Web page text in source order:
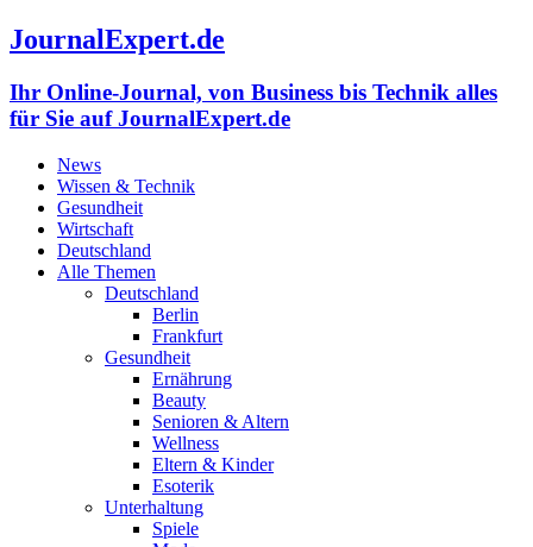
JournalExpert.de
Ihr Online-Journal, von Business bis Technik alles
für Sie auf JournalExpert.de
News
Wissen & Technik
Gesundheit
Wirtschaft
Deutschland
Alle Themen
Deutschland
Berlin
Frankfurt
Gesundheit
Ernährung
Beauty
Senioren & Altern
Wellness
Eltern & Kinder
Esoterik
Unterhaltung
Spiele